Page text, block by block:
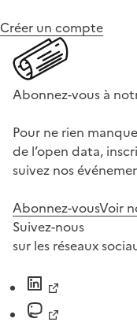
Créer un compte
Abonnez-vous à
Pour ne rien
de l’open data,
suivez nos
Abonnez-vousVoir
Suivez-nous
sur les réseaux